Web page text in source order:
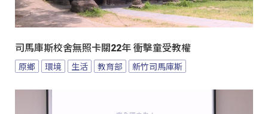
司馬庫斯校舍無照卡關22年 衝擊童受教權
原鄉 環境 生活 教育部 新竹司馬庫斯